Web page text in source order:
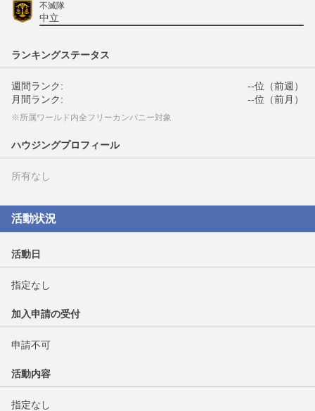
不滅隊
中立
ランキングステータス
週間ランク:
--位（前週）
月間ランク:
--位（前月）
※所属ワールド内全フリーカンパニー対象
ハウジングプロフィール
所有なし
活動状況
活動日
指定なし
加入申請の受付
申請不可
活動内容
指定なし